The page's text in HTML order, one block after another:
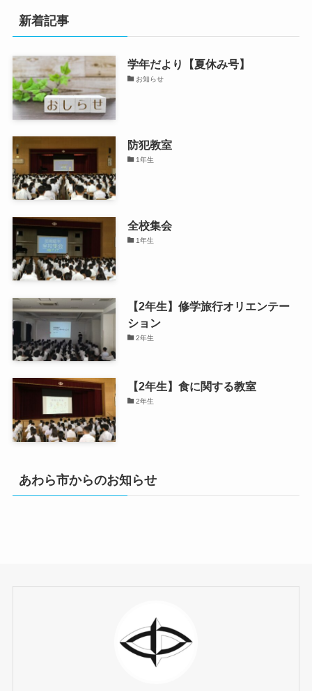
新着記事
学年だより【夏休み号】
お知らせ
防犯教室
1年生
全校集会
1年生
【2年生】修学旅行オリエンテー
ション
2年生
【2年生】食に関する教室
2年生
あわら市からのお知らせ